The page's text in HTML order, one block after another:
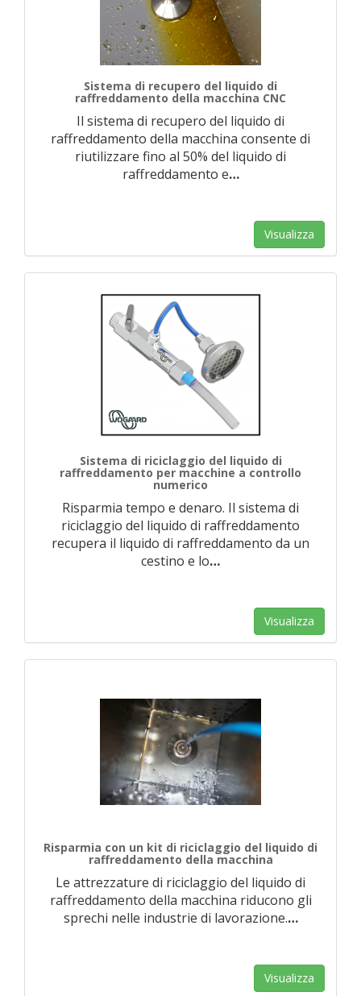
Sistema di recupero del liquido di
raffreddamento della macchina CNC
Il sistema di recupero del liquido di
raffreddamento della macchina consente di
riutilizzare fino al 50% del liquido di
raffreddamento e…
Visualizza
Sistema di riciclaggio del liquido di
raffreddamento per macchine a controllo
numerico
Risparmia tempo e denaro. Il sistema di
riciclaggio del liquido di raffreddamento
recupera il liquido di raffreddamento da un
cestino e lo…
Visualizza
Risparmia con un kit di riciclaggio del liquido di
raffreddamento della macchina
Le attrezzature di riciclaggio del liquido di
raffreddamento della macchina riducono gli
sprechi nelle industrie di lavorazione.…
Visualizza